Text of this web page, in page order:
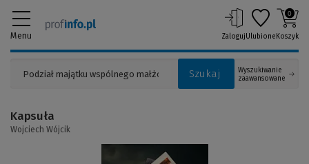
Menu
Szukaj
Wyszukiwanie
zaawansowane
ZalogujUlubione
0
Koszyk
Kapsuła
Wojciech Wójcik